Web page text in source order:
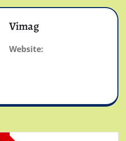
Vimag
Website: